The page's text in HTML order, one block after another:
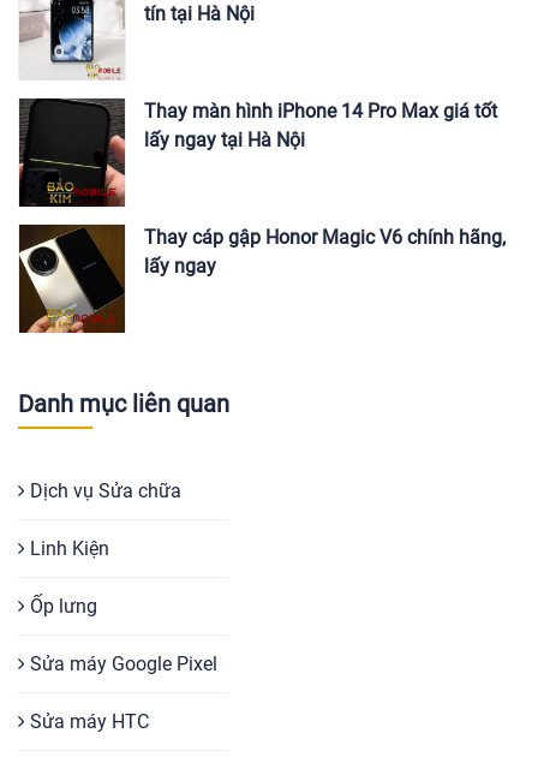
tín tại Hà Nội
Thay màn hình iPhone 14 Pro Max giá tốt
lấy ngay tại Hà Nội
Thay cáp gập Honor Magic V6 chính hãng,
lấy ngay
Danh mục liên quan
Dịch vụ Sửa chữa
Linh Kiện
Ốp lưng
Sửa máy Google Pixel
Sửa máy HTC